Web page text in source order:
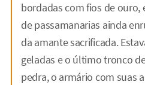
bordadas com fios de
de passamanarias ainda
da amante sacrificada.
geladas e o último tronco
pedra, o armário com suas